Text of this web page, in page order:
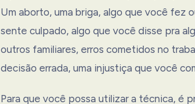
Um aborto, uma briga, algo que você fez
sente culpado, algo que você disse pra
outros familiares, erros cometidos no
decisão errada, uma injustiça que você
Para que você possa utilizar a técnica, é